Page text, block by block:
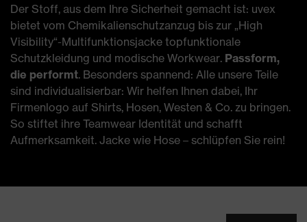
Der Stoff, aus dem Ihre Sicherheit gemacht ist: uvex
bietet vom Chemikalienschutzanzug bis zur „High
Visibility“-Multifunktionsjacke topfunktionale
Schutzkleidung und modische Workwear. Passform,
die performt. Besonders spannend: Alle unsere Teile
sind individualisierbar: Wir helfen Ihnen dabei, Ihr
Firmenlogo auf Shirts, Hosen, Westen & Co. zu bringen.
So stiftet ihre Teamwear Identität und schafft
Aufmerksamkeit. Jacke wie Hose – schlüpfen Sie rein!